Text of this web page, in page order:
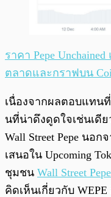
ราคา Pepe
ตลาดและกราฟบน
เนื่องจากผลตอบแทน
นที่น่าดึงดูดใจเช่นเดี
Wall Street Pepe นอก
เสนอใน Upcoming
ชุมชน Wall Street Pepe
คิดเห็นเกี่ยวกับ